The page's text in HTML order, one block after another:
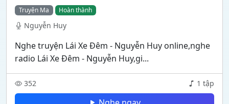
Truyện Ma Hoàn thành
Nguyễn Huy
Nghe truyện Lái Xe Đêm - Nguyễn Huy online,nghe
radio Lái Xe Đêm - Nguyễn Huy,gi...
352 1 tập